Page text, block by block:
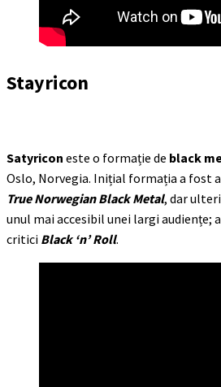
Stayricon
Satyricon este o formație de black
Oslo, Norvegia. Inițial formația a fost
True Norwegian Black Metal, dar
unul mai accesibil unei largi audiențe;
critici Black ‘n’ Roll.